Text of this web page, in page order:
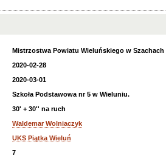
Mistrzostwa Powiatu Wieluńskiego w Szachach
2020-02-28
2020-03-01
Szkoła Podstawowa nr 5 w Wieluniu.
30' + 30'' na ruch
Waldemar Wolniaczyk
UKS Piątka Wieluń
7